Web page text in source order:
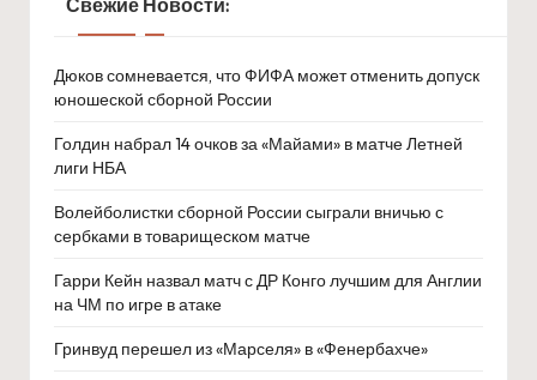
Дюков сомневается, что ФИФА может отменить допуск
юношеской сборной России
Голдин набрал 14 очков за «Майами» в матче Летней
лиги НБА
Волейболистки сборной России сыграли вничью с
сербками в товарищеском матче
Гарри Кейн назвал матч с ДР Конго лучшим для Англии
на ЧМ по игре в атаке
Гринвуд перешел из «Марселя» в «Фенербахче»